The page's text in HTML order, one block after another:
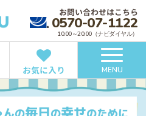
お問い合わせはこちら
0570-07-1122
10:00～20:00（ナビダイヤル）
お気に入り MENU